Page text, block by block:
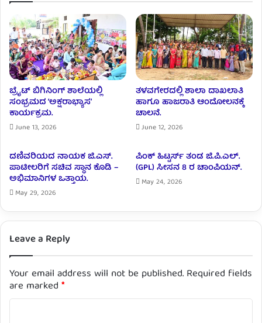
ಬ್ರೈಟ್‌ ಬಿಗಿನಿಂಗ್‌ ಶಾಲೆಯಲ್ಲಿ
ಸಂಭ್ರಮದ ‘ಅಕ್ಷರಾಭ್ಯಾಸ’
ಕಾರ್ಯಕ್ರಮ.
June 13, 2026
ತಳವಗೇರದಲ್ಲಿ ಶಾಲಾ ದಾಖಲಾತಿ
ಹಾಗೂ ಹಾಜರಾತಿ ಆಂದೋಲನಕ್ಕೆ
ಚಾಲನೆ.
June 12, 2026
ದಣಿವರಿಯದ ನಾಯಕ ಜಿ.ಎಸ್.
ಪಾಟೀಲರಿಗೆ ಸಚಿವ ಸ್ಥಾನ ಕೊಡಿ –
ಅಭಿಮಾನಿಗಳ ಒತ್ತಾಯ.
May 29, 2026
ಪಿಂಕ್ ಹಿಟ್ಟರ್ಸ್ ತಂಡ ಜಿ.ಪಿ.ಎಲ್‌.
(GPL) ಸೀಸನ 8 ರ ಚಾಂಪಿಯನ್.‌
May 24, 2026
Leave a Reply
Your email address will not be published. Required fields
are marked *